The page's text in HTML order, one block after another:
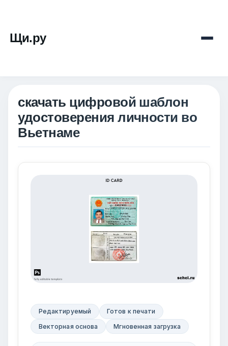
Щи.ру
скачать цифровой шаблон
удостоверения личности во
Вьетнаме
Редактируемый
Готов к печати
Векторная основа
Мгновенная загрузка